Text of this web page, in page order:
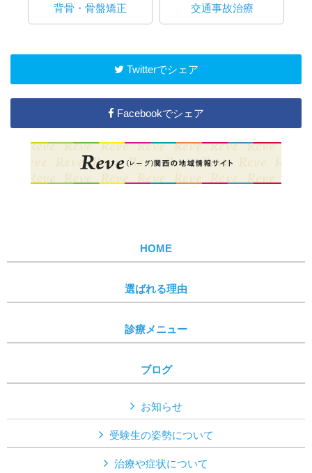
背骨・骨盤矯正 交通事故治療
Twitterでシェア
Facebookでシェア
HOME
選ばれる理由
診療メニュー
ブログ
お知らせ
受験生の姿勢について
治療や症状について